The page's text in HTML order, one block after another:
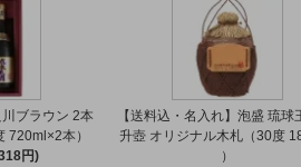
ブラウン 2本
720ml×2本）
円)
【送料込・名入れ】泡盛 琉球
升壺 オリジナル木札（30度
）